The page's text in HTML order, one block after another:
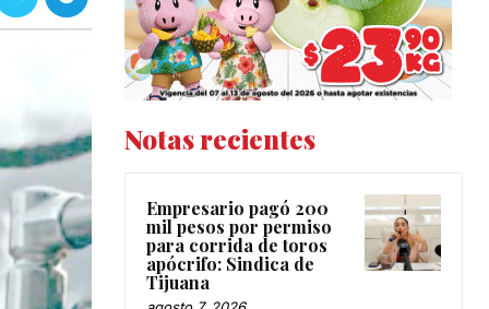
Notas recientes
Empresario pagó 200
mil pesos por permiso
para corrida de toros
apócrifo: Sindica de
Tijuana